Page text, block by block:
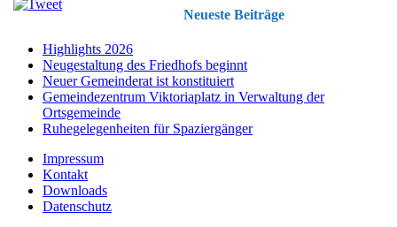
Neueste Beiträge
Highlights 2026
Neugestaltung des Friedhofs beginnt
Neuer Gemeinderat ist konstituiert
Gemeindezentrum Viktoriaplatz in Verwaltung der
Ortsgemeinde
Ruhegelegenheiten für Spaziergänger
Impressum
Kontakt
Downloads
Datenschutz